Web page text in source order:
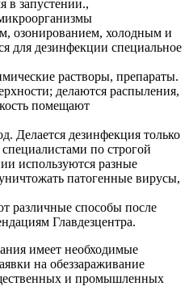
в запустении.,
озонированием, холодным и
для дезинфекции специальное
растворы, препараты.
делаются распыления,
помещают
Делается дезинфекция только
по строгой
используются разные
патогенные вирусы,
различные способы после
Главдезцентра.
имеет необходимые
на обеззараживание
и промышленных